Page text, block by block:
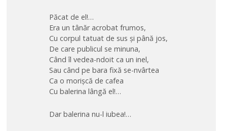
Păcat de el!…
Era un tânăr acrobat frumos,
Cu corpul tatuat de sus și până jos,
De care publicul se minuna,
Când îl vedea-ndoit ca un inel,
Sau când pe bara fixă se-nvârtea
Ca o morișcă de cafea
Cu balerina lângă el!…
Dar balerina nu-l iubea!…